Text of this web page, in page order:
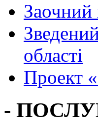
Заочний
області
Проект
-